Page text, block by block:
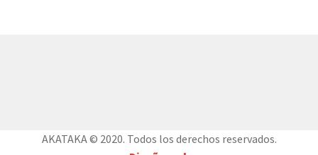
AKATAKA © 2020. Todos los derechos reservados.